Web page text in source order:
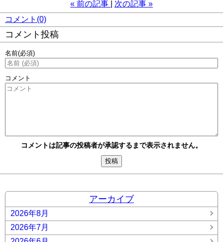
« 前の記事 次の記事 »
コメント(0)
コメント投稿
名前(必須)
コメント
コメントは記事の投稿者が承認するまで表示されません。
アーカイブ
2026年8月
2026年7月